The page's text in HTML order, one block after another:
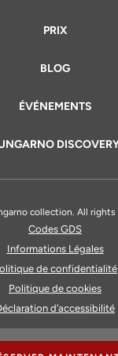
PRIX
BLOG
ÉVÉNEMENTS
collection. All rights
Codes GDS
Informations Légales
de confidentialité
Politique de cookies
d’accessibilité